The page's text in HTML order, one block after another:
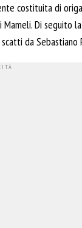
costituita di
Di seguito
da Sebastiano